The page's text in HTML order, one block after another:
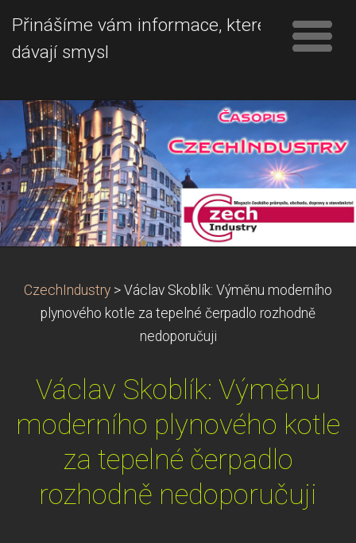
Přinášíme vám informace, které
dávají smysl
CzechIndustry > Václav Skoblík: Výměnu moderního
plynového kotle za tepelné čerpadlo rozhodně
nedoporučuji
Václav Skoblík: Výměnu
moderního plynového kotle
za tepelné čerpadlo
rozhodně nedoporučuji